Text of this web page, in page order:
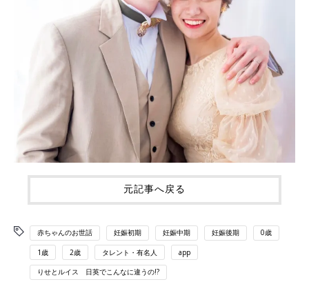
元記事へ戻る
赤ちゃんのお世話 妊娠初期 妊娠中期 妊娠後期 0歳
1歳 2歳 タレント・有名人 app
りせとルイス 日英でこんなに違うの!?